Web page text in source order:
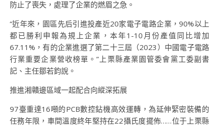
防止了喪失，處理了企業的燃眉之急。
“近年來，園區先后引進投產近20家電子電路企業，90%以上
都已勝利申報為規上企業，本年1-10月份產值同比增加
67.11%，有的企業進選了第二十三屆（2023）中國電子電路
行業重要企業營收榜單。”上栗縣產業園管委會黨工委副書
記、主任鄒若鈞說。
推進湘贛邊區域一起配合向縱深拓展
97臺重達16噸的PCB數控鉆機高效運轉，為延伸緊密裝備的
任務年限，車間溫度終年堅持在22攝氏度擺佈……位于上栗縣